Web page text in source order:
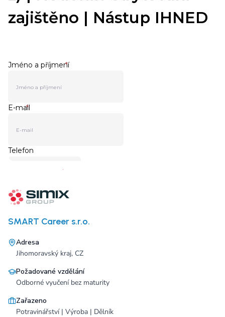
SMART Career s.r.o.
Adresa
Jihomoravský kraj, CZ
Požadované vzdělání
Odborné vyučení bez maturity
Zařazeno
Potravinářství | Výroba | Dělník